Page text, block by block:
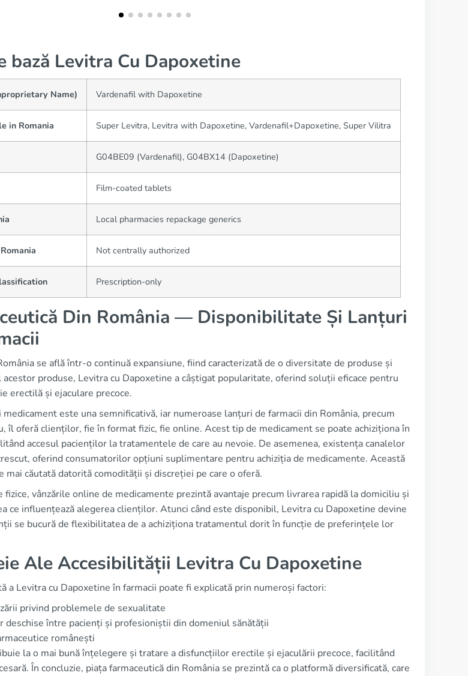
bază Levitra Cu Dapoxetine
Name) Vardenafil with Dapoxetine
in Romania Super Levitra, Levitra with Dapoxetine, Vardenafil+Dapoxetine, Super Vilitra
G04BE09 (Vardenafil), G04BX14 (Dapoxetine)
Film-coated tablets
Local pharmacies repackage generics
Not centrally authorized
Prescription-only
Din România — Disponibilitate Și Lanțuri
se află într-o continuă expansiune, fiind caracterizată de o diversitate de produse și
produse, Levitra cu Dapoxetine a câștigat popularitate, oferind soluții eficace pentru
erectilă și ejaculare precoce.
este una semnificativă, iar numeroase lanțuri de farmacii din România, precum
îl oferă clienților, fie în format fizic, fie online. Acest tip de medicament se poate achiziționa în
accesul pacienților la tratamentele de care au nevoie. De asemenea, existența canalelor
oferind consumatorilor opțiuni suplimentare pentru achiziția de medicamente. Această
mai căutată datorită comodității și discreției pe care o oferă.
fizice, vânzările online de medicamente prezintă avantaje precum livrarea rapidă la domiciliu și
ce influențează alegerea clienților. Atunci când este disponibil, Levitra cu Dapoxetine devine
se bucură de flexibilitatea de a achiziționa tratamentul dorit în funcție de preferințele lor
Ale Accesibilității Levitra Cu Dapoxetine
a Levitra cu Dapoxetine în farmacii poate fi explicată prin numeroși factori:
privind problemele de sexualitate
deschise între pacienți și profesioniștii din domeniul sănătății
românești
la o mai bună înțelegere și tratare a disfuncțiilor erectile și ejaculării precoce, facilitând
În concluzie, piața farmaceutică din România se prezintă ca o platformă diversificată, care